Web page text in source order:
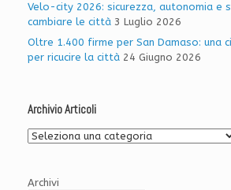
Velo-city 2026: sicurezza, autonomia e
cambiare le città 3 Luglio 2026
Oltre 1.400 firme per San Damaso: una
per ricucire la città 24 Giugno 2026
Archivio Articoli
Archivio
Archivi